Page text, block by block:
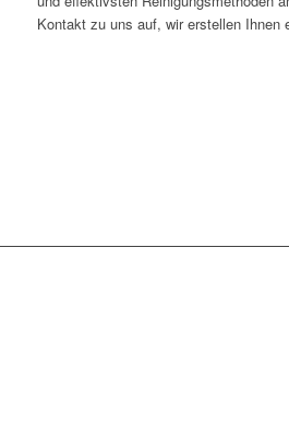
Kontakt zu uns auf, wir erstellen Ihnen